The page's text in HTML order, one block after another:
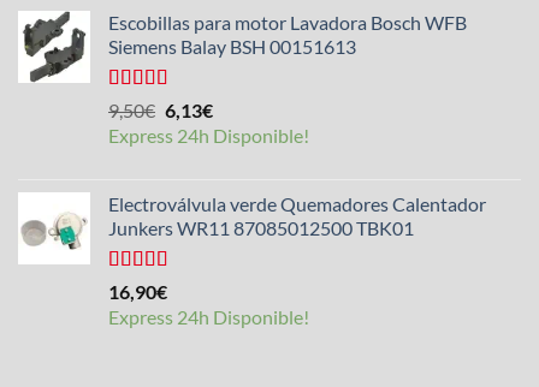
Escobillas para motor Lavadora Bosch WFB
Siemens Balay BSH 00151613
Valorado
con
de
5
9,50€ El
precio
9,50€.
6,13€El
precio
6,13€.
Express 24h Disponible!
Electroválvula verde Quemadores Calentador
Junkers WR11 87085012500 TBK01
Valorado
con
de 5
16,90€
Express 24h Disponible!